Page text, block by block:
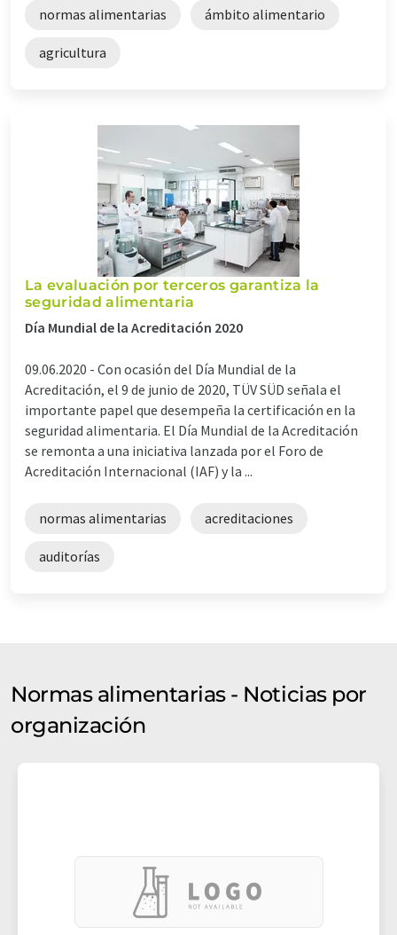
normas alimentarias ámbito alimentario
agricultura
La evaluación por terceros garantiza la
seguridad alimentaria
Día Mundial de la Acreditación 2020
09.06.2020 - Con ocasión del Día Mundial de la
Acreditación, el 9 de junio de 2020, TÜV SÜD señala el
importante papel que desempeña la certificación en la
seguridad alimentaria. El Día Mundial de la Acreditación
se remonta a una iniciativa lanzada por el Foro de
Acreditación Internacional (IAF) y la ...
normas alimentarias acreditaciones
auditorías
Normas alimentarias - Noticias por
organización